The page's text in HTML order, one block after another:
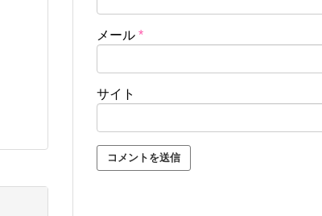
メール *
サイト